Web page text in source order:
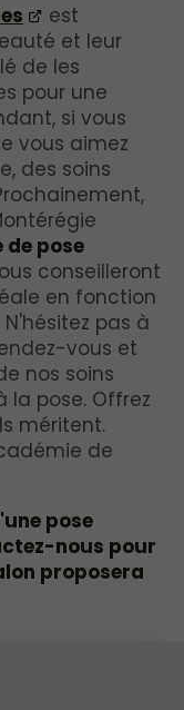
est
et leur
de les
pour une
si vous
vous aimez
des soins
de pose
conseilleront
en fonction
pas à
vous et
nos soins
la pose. Offrez
méritent.
de
pose
nous pour
proposera